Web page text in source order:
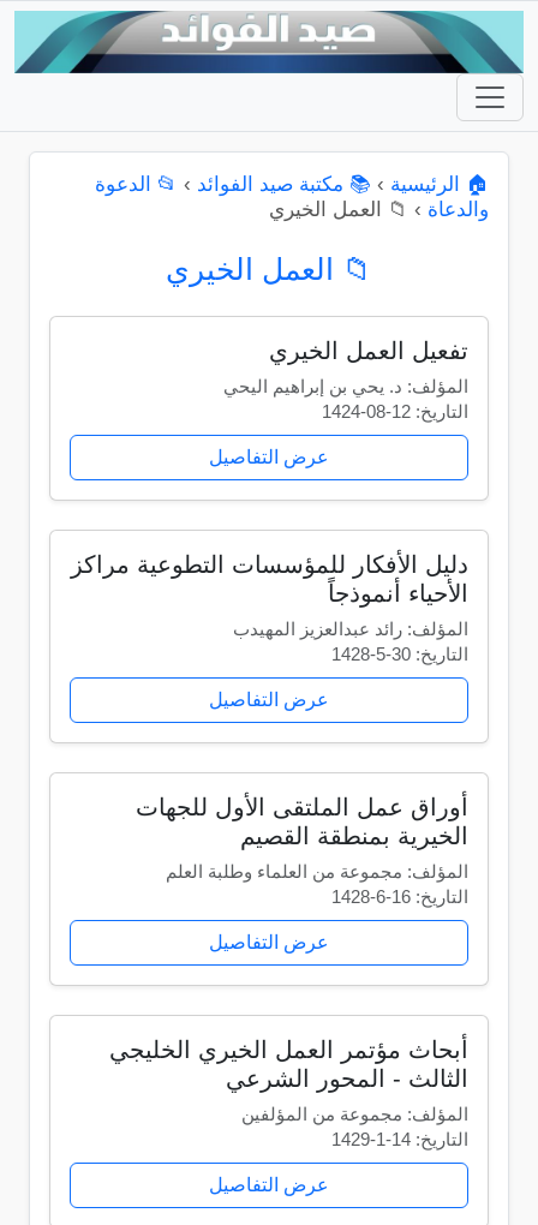
🏠 الرئيسية › 📚 مكتبة صيد الفوائد › 📂 الدعوة
والدعاة › 📁 العمل الخيري
📁 العمل الخيري
تفعيل العمل الخيري
المؤلف: د. يحي بن إبراهيم اليحي
التاريخ: 12-08-1424
عرض التفاصيل
دليل الأفكار للمؤسسات التطوعية مراكز
الأحياء أنموذجاً
المؤلف: رائد عبدالعزيز المهيدب
التاريخ: 30-5-1428
عرض التفاصيل
أوراق عمل الملتقى الأول للجهات
الخيرية بمنطقة القصيم
المؤلف: مجموعة من العلماء وطلبة العلم
التاريخ: 16-6-1428
عرض التفاصيل
أبحاث مؤتمر العمل الخيري الخليجي
الثالث - المحور الشرعي
المؤلف: مجموعة من المؤلفين
التاريخ: 14-1-1429
عرض التفاصيل